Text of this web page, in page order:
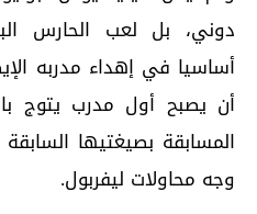
دوني، بل لعب الحارس
أساسيا في إهداء مدربه
أن يصبح أول مدرب يتوج
المسابقة بصيغتيها
وجه محاولات ليفربول.